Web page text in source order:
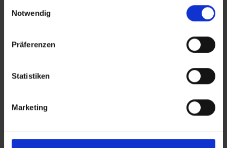
Notwendig
Präferenzen
Statistiken
Marketing